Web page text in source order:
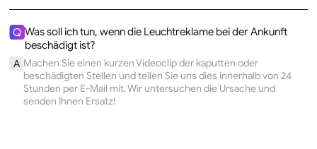
Q Was soll ich tun, wenn die Leuchtreklame bei der Ankunft
beschädigt ist?
A Machen Sie einen kurzen Videoclip der kaputten oder
beschädigten Stellen und teilen Sie uns dies innerhalb von 24
Stunden per E-Mail mit. Wir untersuchen die Ursache und
senden Ihnen Ersatz!